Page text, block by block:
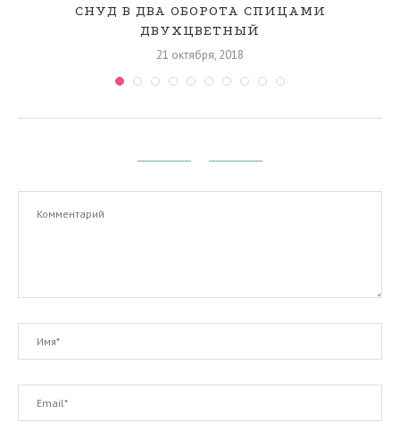
СНУД В ДВА ОБОРОТА СПИЦАМИ
ДВУХЦВЕТНЫЙ
21 октября, 2018